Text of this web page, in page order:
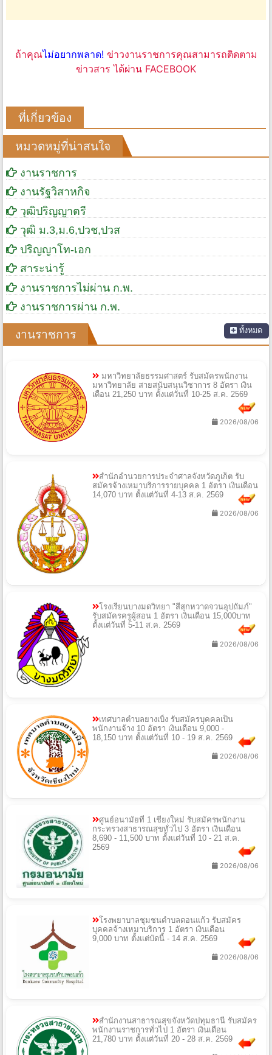
ถ้าคุณไม่อยากพลาด! ข่าวงานราชการคุณสามารถติดตาม
ข่าวสาร ได้ผ่าน FACEBOOK
ที่เกี่ยวข้อง
หมวดหมู่ที่น่าสนใจ
งานราชการ
งานรัฐวิสาหกิจ
วุฒิปริญญาตรี
วุฒิ ม.3,ม.6,ปวช,ปวส
ปริญญาโท-เอก
สาระน่ารู้
งานราชการไม่ผ่าน ก.พ.
งานราชการผ่าน ก.พ.
งานราชการ ทั้งหมด
มหาวิทยาลัยธรรมศาสตร์ รับสมัครพนักงาน
มหาวิทยาลัย สายสนับสนุนวิชาการ 8 อัตรา เงิน
เดือน 21,250 บาท ตั้งแต่วันที่ 10-25 ส.ค. 2569
2026/08/06
สำนักอำนวยการประจำศาลจังหวัดภูเก็ต รับ
สมัครจ้างเหมาบริการรายบุคคล 1 อัตรา เงินเดือน
14,070 บาท ตั้งแต่วันที่ 4-13 ส.ค. 2569
2026/08/06
โรงเรียนบางมดวิทยา "สีสุกหวาดจวนอุปถัมภ์"
รับสมัครครูผู้สอน 1 อัตรา เงินเดือน 15,000บาท
ตั้งแต่วันที่ 5-11 ส.ค. 2569
2026/08/06
เทศบาลตำบลยางเบิ้ง รับสมัครบุคคลเป็น
พนักงานจ้าง 10 อัตรา เงินเดือน 9,000 -
18,150 บาท ตั้งแต่วันที่ 10 - 19 ส.ค. 2569
2026/08/06
ศูนย์อนามัยที่ 1 เชียงใหม่ รับสมัครพนักงาน
กระทรวงสาธารณสุขทั่วไป 3 อัตรา เงินเดือน
8,690 - 11,500 บาท ตั้งแต่วันที่ 10 - 21 ส.ค.
2569
2026/08/06
โรงพยาบาลชุมชนตำบลดอนแก้ว รับสมัคร
บุคคลจ้างเหมาบริการ 1 อัตรา เงินเดือน
9,000 บาท ตั้งแต่บัดนี้ - 14 ส.ค. 2569
2026/08/06
สํานักงานสาธารณสุขจังหวัดปทุมธานี รับสมัคร
พนักงานราชการทั่วไป 1 อัตรา เงินเดือน
21,780 บาท ตั้งแต่วันที่ 20 - 28 ส.ค. 2569